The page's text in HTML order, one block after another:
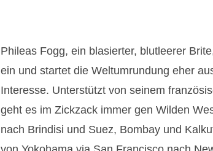
Phileas Fogg, ein blasierter, blutleerer
ein und startet die Weltumrundung eher
Interesse. Unterstützt von seinem
geht es im Zickzack immer gen Wilden
nach Brindisi und Suez, Bombay und